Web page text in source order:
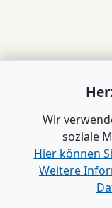
Wir
soziale
Hier können
Weitere